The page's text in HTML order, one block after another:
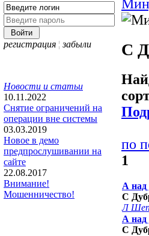
регистрация ¦ забыли
Новости и статьи
10.11.2022
Снятие ограничений на
операции вне системы
03.03.2019
Новое в демо
предпрослушивании на
сайте
22.08.2017
Внимание!
Мошенничество!
С
по
1
А над
С
Л
А над
С